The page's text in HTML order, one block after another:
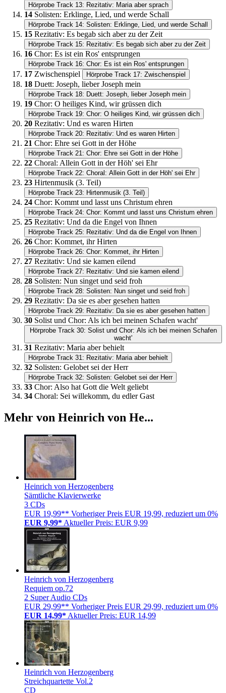
Hörprobe Track 13: Rezitativ: Maria aber sprach
14 Solisten: Erklinge, Lied, und werde Schall
Hörprobe Track 14: Solisten: Erklinge, Lied, und werde Schall
15 Rezitativ: Es begab sich aber zu der Zeit
Hörprobe Track 15: Rezitativ: Es begab sich aber zu der Zeit
16 Chor: Es ist ein Ros' entsprungen
Hörprobe Track 16: Chor: Es ist ein Ros' entsprungen
17 Zwischenspiel Hörprobe Track 17: Zwischenspiel
18 Duett: Joseph, lieber Joseph mein
Hörprobe Track 18: Duett: Joseph, lieber Joseph mein
19 Chor: O heiliges Kind, wir grüssen dich
Hörprobe Track 19: Chor: O heiliges Kind, wir grüssen dich
20 Rezitativ: Und es waren Hirten
Hörprobe Track 20: Rezitativ: Und es waren Hirten
21 Chor: Ehre sei Gott in der Höhe
Hörprobe Track 21: Chor: Ehre sei Gott in der Höhe
22 Choral: Allein Gott in der Höh' sei Ehr
Hörprobe Track 22: Choral: Allein Gott in der Höh' sei Ehr
23 Hirtenmusik (3. Teil)
Hörprobe Track 23: Hirtenmusik (3. Teil)
24 Chor: Kommt und lasst uns Christum ehren
Hörprobe Track 24: Chor: Kommt und lasst uns Christum ehren
25 Rezitativ: Und da die Engel von Ihnen
Hörprobe Track 25: Rezitativ: Und da die Engel von Ihnen
26 Chor: Kommet, ihr Hirten
Hörprobe Track 26: Chor: Kommet, ihr Hirten
27 Rezitativ: Und sie kamen eilend
Hörprobe Track 27: Rezitativ: Und sie kamen eilend
28 Solisten: Nun singet und seid froh
Hörprobe Track 28: Solisten: Nun singet und seid froh
29 Rezitativ: Da sie es aber gesehen hatten
Hörprobe Track 29: Rezitativ: Da sie es aber gesehen hatten
30 Solist und Chor: Als ich bei meinen Schafen wacht'
Hörprobe Track 30: Solist und Chor: Als ich bei meinen Schafen
wacht'
31 Rezitativ: Maria aber behielt
Hörprobe Track 31: Rezitativ: Maria aber behielt
32 Solisten: Gelobet sei der Herr
Hörprobe Track 32: Solisten: Gelobet sei der Herr
33 Chor: Also hat Gott die Welt geliebt
34 Choral: Sei willekomm, du edler Gast
Mehr von Heinrich von He...
Heinrich von Herzogenberg
Sämtliche Klavierwerke
3 CDs
EUR 19,99** Vorheriger Preis EUR 19,99, reduziert um 0%
EUR 9,99* Aktueller Preis: EUR 9,99
Heinrich von Herzogenberg
Requiem op.72
2 Super Audio CDs
EUR 29,99** Vorheriger Preis EUR 29,99, reduziert um 0%
EUR 14,99* Aktueller Preis: EUR 14,99
Heinrich von Herzogenberg
Streichquartette Vol.2
CD